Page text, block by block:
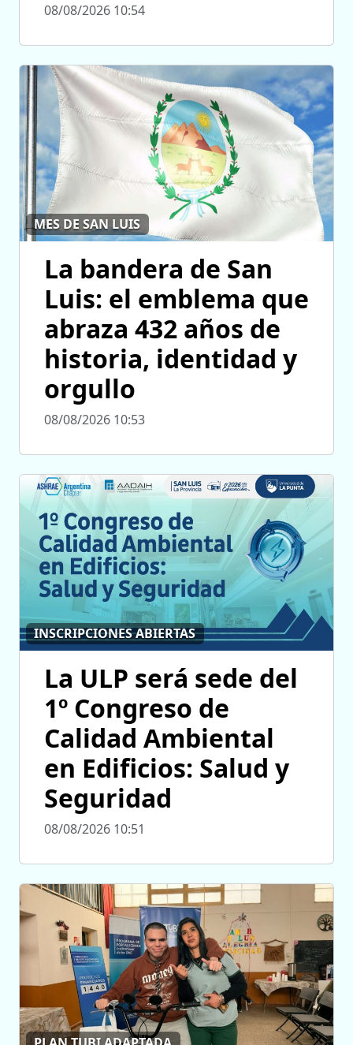
08/08/2026 10:54
MES DE SAN LUIS
La bandera de San
Luis: el emblema que
abraza 432 años de
historia, identidad y
orgullo
08/08/2026 10:53
INSCRIPCIONES ABIERTAS
La ULP será sede del
1º Congreso de
Calidad Ambiental
en Edificios: Salud y
Seguridad
08/08/2026 10:51